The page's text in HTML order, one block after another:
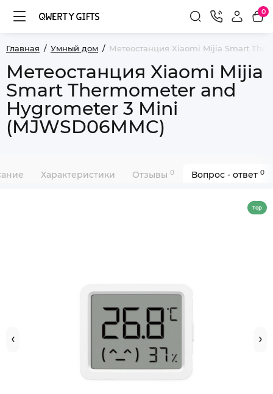
0
Главная Умный дом Метеостанция Xiaomi Mijia Smart
Метеостанция Xiaomi Mijia
Smart Thermometer and
Hygrometer 3 Mini
(MJWSD06MMC)
Характеристики Отзывы 0 Вопрос - ответ 0
Top